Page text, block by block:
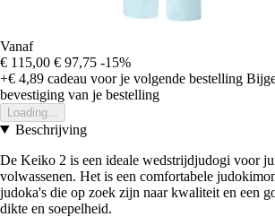
Vanaf
€ 115,00 € 97,75 -15%
+€ 4,89 cadeau voor je volgende bestelling
bevestiging van je bestelling
Loading...
Beschrijving
De Keiko 2 is een ideale wedstrijdjudogi voor
volwassenen. Het is een comfortabele
judoka's die op zoek zijn naar kwaliteit en een
dikte en soepelheid.